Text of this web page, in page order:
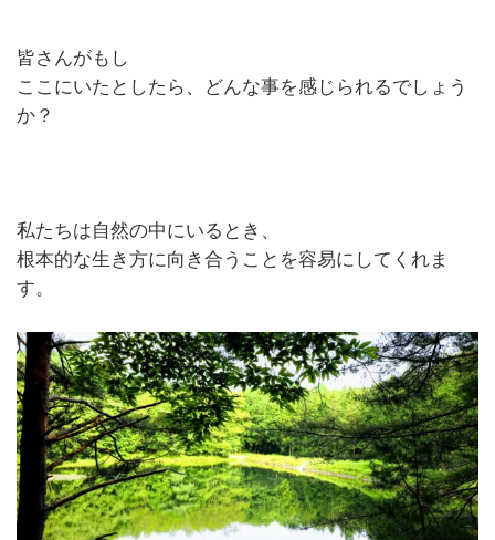
皆さんがもし
ここにいたとしたら、どんな事を感じられるでしょう
か？
私たちは自然の中にいるとき、
根本的な生き方に向き合うことを容易にしてくれま
す。